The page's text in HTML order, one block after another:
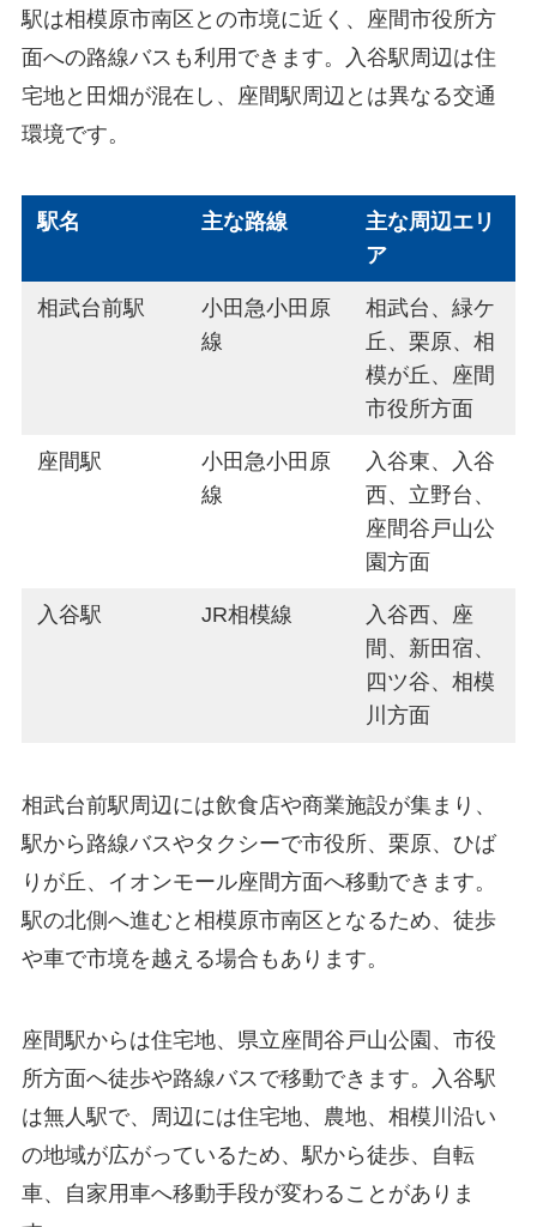
駅は相模原市南区との市境に近く、座間市役所方
面への路線バスも利用できます。入谷駅周辺は住
宅地と田畑が混在し、座間駅周辺とは異なる交通
環境です。
駅名 主な路線
主な周辺エリ
ア
相武台前駅
小田急小田原
線
相武台、緑ケ
丘、栗原、相
模が丘、座間
市役所方面
座間駅
小田急小田原
線
入谷東、入谷
西、立野台、
座間谷戸山公
園方面
入谷駅 JR相模線
入谷西、座
間、新田宿、
四ツ谷、相模
川方面
相武台前駅周辺には飲食店や商業施設が集まり、
駅から路線バスやタクシーで市役所、栗原、ひば
りが丘、イオンモール座間方面へ移動できます。
駅の北側へ進むと相模原市南区となるため、徒歩
や車で市境を越える場合もあります。
座間駅からは住宅地、県立座間谷戸山公園、市役
所方面へ徒歩や路線バスで移動できます。入谷駅
は無人駅で、周辺には住宅地、農地、相模川沿い
の地域が広がっているため、駅から徒歩、自転
車、自家用車へ移動手段が変わることがありま